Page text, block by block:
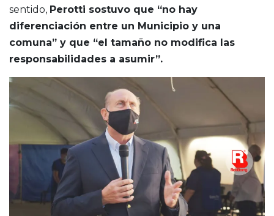
sentido, Perotti sostuvo que “no hay
diferenciación entre un Municipio y una
comuna” y que “el tamaño no modifica las
responsabilidades a asumir”.